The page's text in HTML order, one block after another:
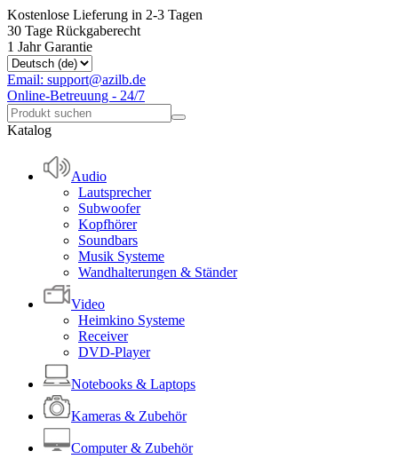
Kostenlose Lieferung in 2-3 Tagen
30 Tage Rückgaberecht
1 Jahr Garantie
Email: support@azilb.de
Online-Betreuung - 24/7
Katalog
Audio
Lautsprecher
Subwoofer
Kopfhörer
Soundbars
Musik Systeme
Wandhalterungen & Ständer
Video
Heimkino Systeme
Receiver
DVD-Player
Notebooks & Laptops
Kameras & Zubehör
Computer & Zubehör